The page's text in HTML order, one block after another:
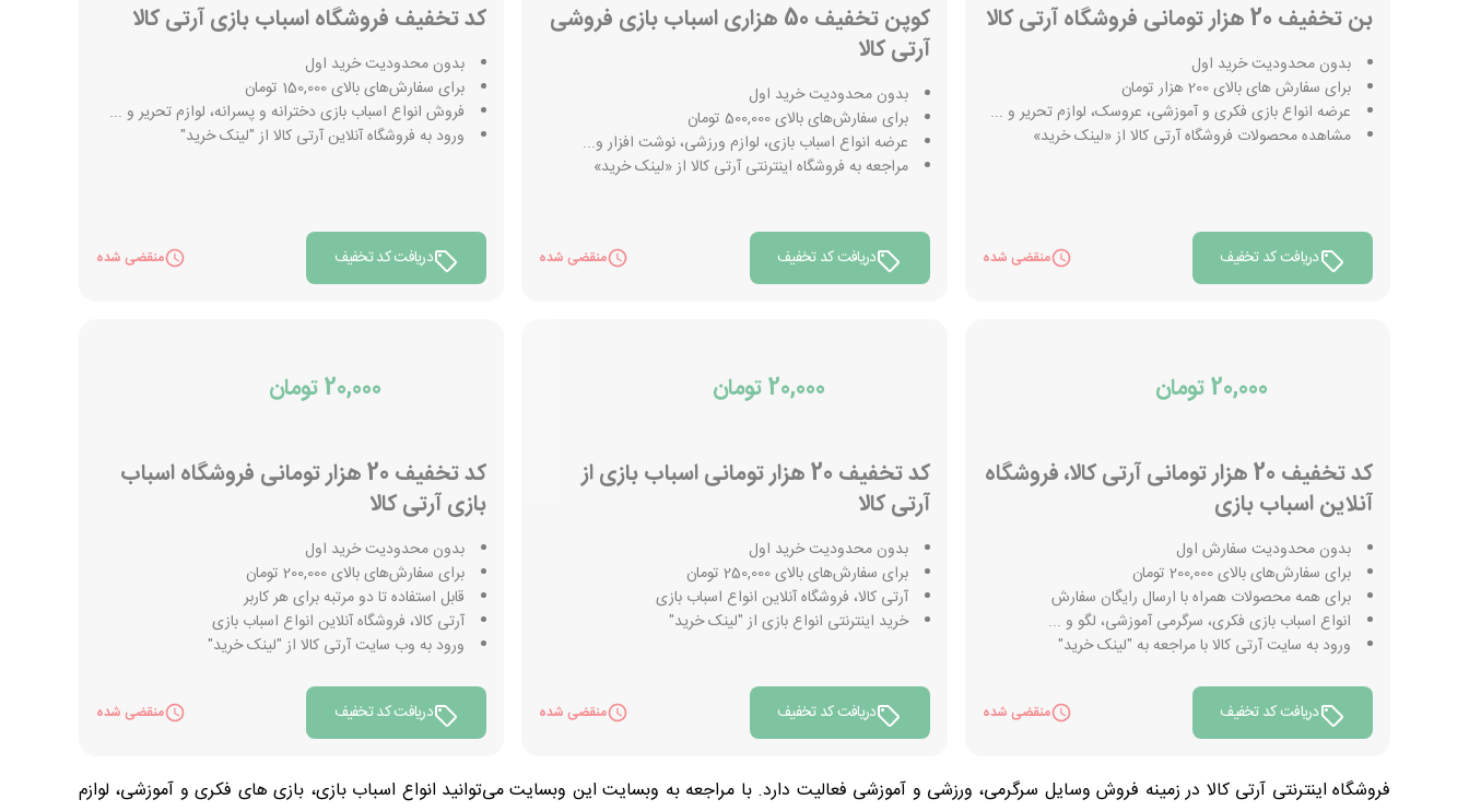
بن تخفیف 20 هزار تومانی فروشگاه آرتی کالا
بدون محدودیت خرید اول
برای سفارش های بالای 200 هزار تومان
عرضه انواع بازی فکری و آموزشی، عروسک، لوازم تحریر و ...
مشاهده محصولات فروشگاه آرتی کالا از «لینک خرید»
دریافت کد تخفیف منقضی شده
کوپن تخفیف 50 هزاری اسباب بازی فروشی
آرتی کالا
بدون محدودیت خرید اول
برای سفارش‌های بالای 500,000 تومان
عرضه انواع اسباب بازی، لوازم ورزشی، نوشت افزار و...
مراجعه به فروشگاه اینترنتی آرتی کالا از «لینک خرید»
دریافت کد تخفیف منقضی شده
کد تخفیف فروشگاه اسباب بازی آرتی کالا
بدون محدودیت خرید اول
برای سفارش‌های بالای 150,000 تومان
فروش انواع اسباب بازی دخترانه و پسرانه، لوازم تحریر و ...
ورود به فروشگاه آنلاین آرتی کالا از "لینک خرید"
دریافت کد تخفیف منقضی شده
20,000 تومان
کد تخفیف 20 هزار تومانی آرتی کالا، فروشگاه
آنلاین اسباب بازی
بدون محدودیت سفارش اول
برای سفارش‌های بالای 200,000 تومان
برای همه محصولات همراه با ارسال رایگان سفارش
انواع اسباب بازی فکری، سرگرمی آموزشی، لگو و ...
ورود به سایت آرتی کالا با مراجعه به "لینک خرید"
دریافت کد تخفیف منقضی شده
20,000 تومان
کد تخفیف 20 هزار تومانی اسباب بازی از
آرتی کالا
بدون محدودیت خرید اول
برای سفارش‌های بالای 250,000 تومان
آرتی کالا، فروشگاه آنلاین انواع اسباب بازی
خرید اینترنتی انواع بازی از "لینک خرید"
دریافت کد تخفیف منقضی شده
20,000 تومان
کد تخفیف 20 هزار تومانی فروشگاه اسباب
بازی آرتی کالا
بدون محدودیت خرید اول
برای سفارش‌های بالای 200,000 تومان
قابل استفاده تا دو مرتبه برای هر کاربر
آرتی کالا، فروشگاه آنلاین انواع اسباب بازی
ورود به وب سایت آرتی کالا از "لینک خرید"
دریافت کد تخفیف منقضی شده
فروشگاه اینترنتی آرتی کالا در زمینه فروش وسایل سرگرمی، ورزشی و آموزشی فعالیت دارد. با مراجعه به وبسایت این وبسایت می‌توانید انواع اسباب بازی، بازی های فکری و آموزشی، لوازم